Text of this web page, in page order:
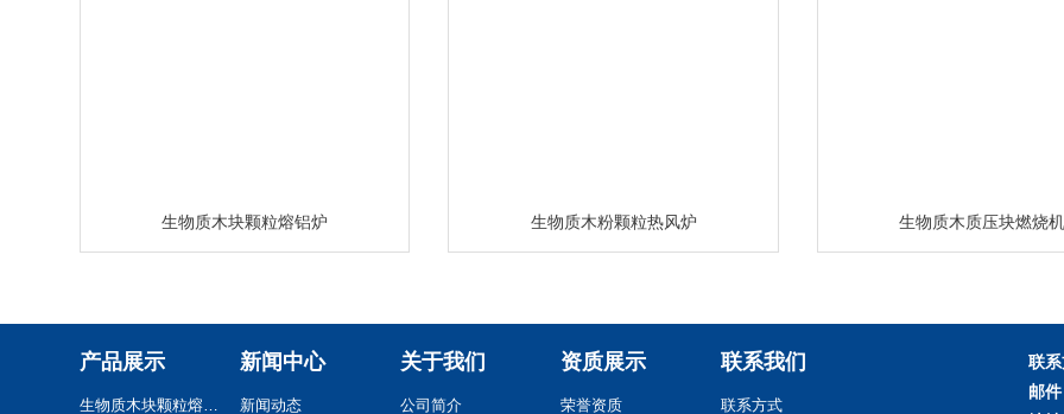
生物质木块颗粒熔铝炉 生物质木粉颗粒热风炉 生物质木质压块燃烧机
产品展示
生物质木块颗粒熔铝炉
新闻中心
新闻动态
关于我们
公司简介
资质展示
荣誉资质
联系我们
联系方式
联
邮件